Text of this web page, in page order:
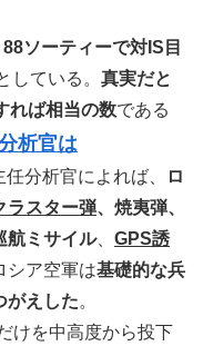
ソーティーで対IS目
している。 真実だと
れば相当の数である
析官は
分析官によれば、
ロ
ラスター弾、焼夷弾、
航ミサイル、 GPS誘
シア空軍は基礎的な兵
がえした。
けを中高度から投下